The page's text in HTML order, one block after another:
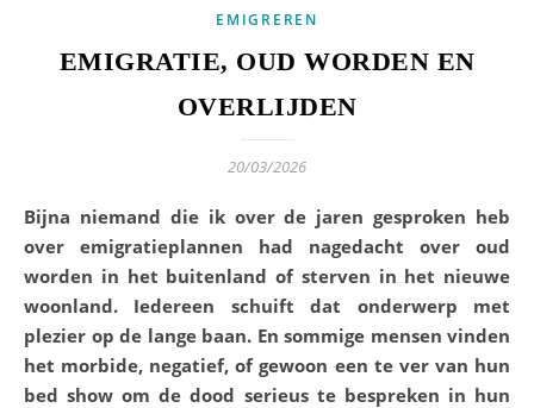
EMIGREREN
EMIGRATIE, OUD WORDEN EN
OVERLIJDEN
20/03/2026
Bijna niemand die ik over de jaren gesproken heb
over emigratieplannen had nagedacht over oud
worden in het buitenland of sterven in het nieuwe
woonland. Iedereen schuift dat onderwerp met
plezier op de lange baan. En sommige mensen vinden
het morbide, negatief, of gewoon een te ver van hun
bed show om de dood serieus te bespreken in hun